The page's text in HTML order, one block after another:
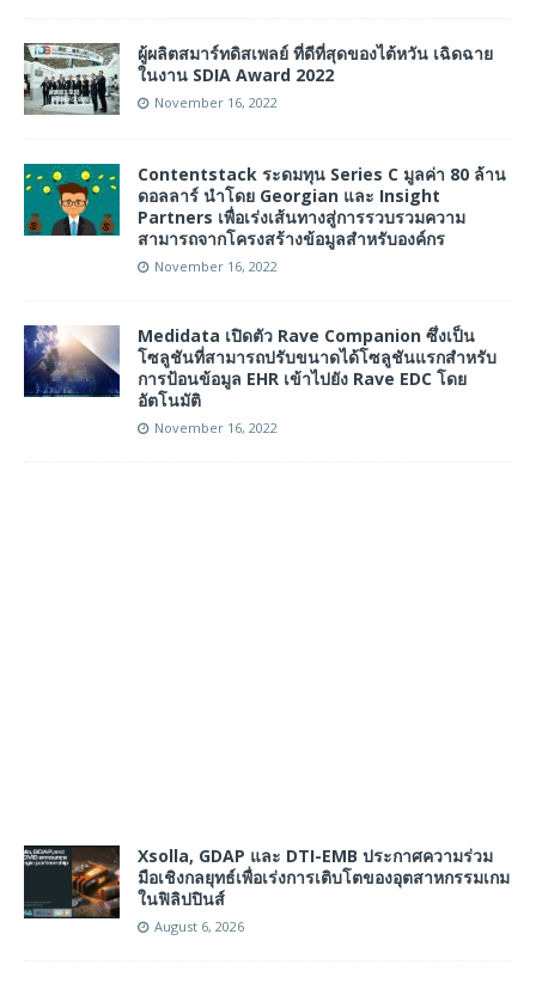
ผู้ผลิตสมาร์ทดิสเพลย์ ที่ดีที่สุดของไต้หวัน เฉิดฉาย
ในงาน SDIA Award 2022
November 16, 2022
Contentstack ระดมทุน Series C มูลค่า 80 ล้าน
ดอลลาร์ นำโดย Georgian และ Insight
Partners เพื่อเร่งเส้นทางสู่การรวบรวมความ
สามารถจากโครงสร้างข้อมูลสำหรับองค์กร
November 16, 2022
Medidata เปิดตัว Rave Companion ซึ่งเป็น
โซลูชันที่สามารถปรับขนาดได้โซลูชันแรกสำหรับ
การป้อนข้อมูล EHR เข้าไปยัง Rave EDC โดย
อัตโนมัติ
November 16, 2022
Xsolla, GDAP และ DTI-EMB ประกาศความร่วม
มือเชิงกลยุทธ์เพื่อเร่งการเติบโตของอุตสาหกรรมเกม
ในฟิลิปปินส์
August 6, 2026